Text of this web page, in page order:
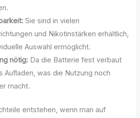
Sie sind in vielen
und Nikotinstärken erhältlich,
Auswahl ermöglicht.
nötig: Da die Batterie fest verbaut
Aufladen, was die Nutzung noch
macht.
entstehen, wenn man auf